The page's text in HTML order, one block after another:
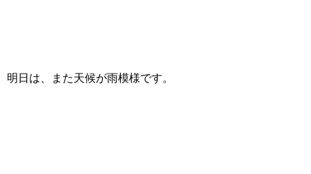
明日は、また天候が雨模様です。